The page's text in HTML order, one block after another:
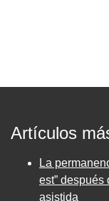
Artículos
La
est”
asistida